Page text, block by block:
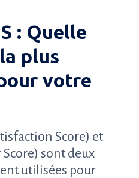
: Quelle
plus
votre
Score) et
sont deux
utilisées pour